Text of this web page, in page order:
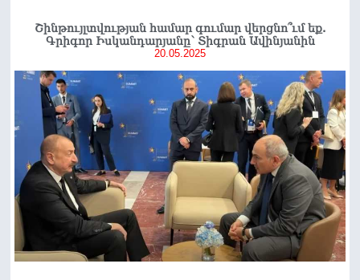
Շինթույլտվության համար գումար վերցնո՞ւմ եք.
Գրիգոր Իսկանդարյանը՝ Տիգրան Ավինյանին
20.05.2025